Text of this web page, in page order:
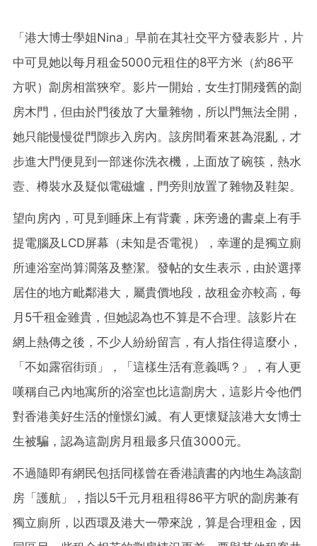
「港大博士學姐Nina」早前在其社交平方發表影片，片
中可見她以每月租金5000元租住的8平方米（約86平
方呎）劏房相當狹窄。影片一開始，女生打開殘舊的劏
房木門，但由於門後放了大量雜物，所以門無法全開，
她只能慢慢從門隙步入房內。該房間看來甚為混亂，才
步進大門便見到一部迷你洗衣機，上面放了碗筷，熱水
壼、樽裝水及疑似電磁爐，門旁則放置了雜物及鞋架。
望向房內，可見到睡床上有背囊，床旁邊的書桌上有手
提電腦及LCD屏幕（未知是否電視），幸運的是獨立廁
所連浴室尚算濶落及整潔。發帖的女生表示，由於選擇
居住的地方毗鄰港大，屬貴價地段，故租金亦較高，每
月5千租金雖貴，但她認為也不算是不合理。該影片在
網上熱傳之後，不少人紛紛留言，有人指住得這麼小，
「不如露宿街頭」，「這樣生活有意義嗎？」，有人更
嘆稱自己內地寓所的浴室也比這劏房大，這影片令他們
對香港美好生活的憧憬幻滅。有人更懷疑該港大女博士
生被騙，認為這劏房月租最多只值3000元。
不過隨即有網民包括同樣曾在香港讀書的內地生為該劏
房「護航」，指以5千元月租租得86平方呎的劏房兼有
獨立廁所，以西環及港大一帶來說，算是合理租金，因